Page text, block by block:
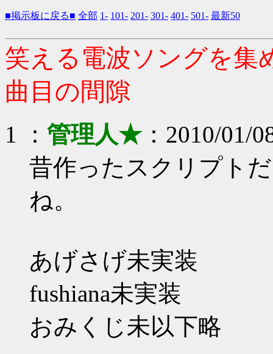
■掲示板に戻る■ 全部 1- 101- 201- 301- 401- 501- 最新50
笑える電波ソングを集
曲目の間隙
1 ： 管理人★：2010/01/
昔作ったスクリプト
ね。
あげさげ未実装
fushiana未実装
おみくじ未以下略